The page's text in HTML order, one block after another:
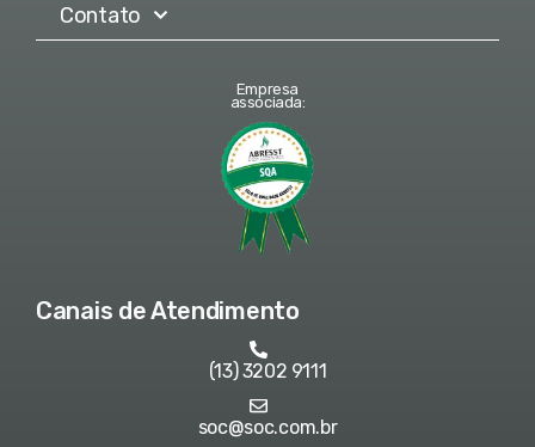
Contato
Empresa
associada:
Canais de Atendimento
(13) 3202 9111
soc@soc.com.br